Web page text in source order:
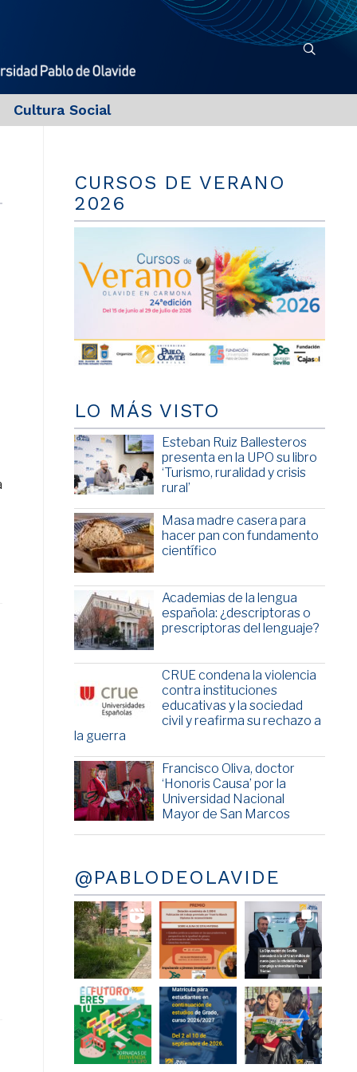
Cultura Social
CURSOS DE VERANO
2026
LO MÁS VISTO
Esteban Ruiz Ballesteros
presenta en la UPO su libro
‘Turismo, ruralidad y crisis
rural’
Masa madre casera para
hacer pan con fundamento
científico
Academias de la lengua
española: ¿descriptoras o
prescriptoras del lenguaje?
CRUE condena la violencia
contra instituciones
educativas y la sociedad
civil y reafirma su rechazo a
la guerra
Francisco Oliva, doctor
‘Honoris Causa’ por la
Universidad Nacional
Mayor de San Marcos
@PABLODEOLAVIDE